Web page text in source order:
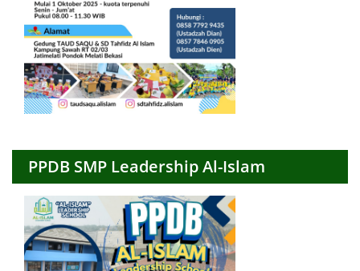
PPDB SMP Leadership Al-Islam